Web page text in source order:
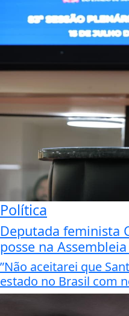
Política
Deputada feminista
posse na
”Não aceitarei que
estado no Brasil com